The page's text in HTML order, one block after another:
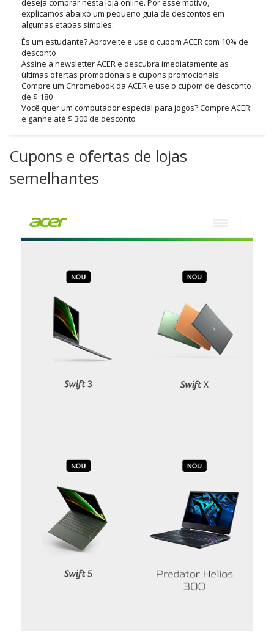
deseja comprar nesta loja online. Por esse motivo,
explicamos abaixo um pequeno guia de descontos em
algumas etapas simples:
És um estudante? Aproveite e use o cupom ACER com 10% de
desconto
Assine a newsletter ACER e descubra imediatamente as
últimas ofertas promocionais e cupons promocionais
Compre um Chromebook da ACER e use o cupom de desconto
de $ 180
Você quer um computador especial para jogos? Compre ACER
e ganhe até $ 300 de desconto
Cupons e ofertas de lojas
semelhantes